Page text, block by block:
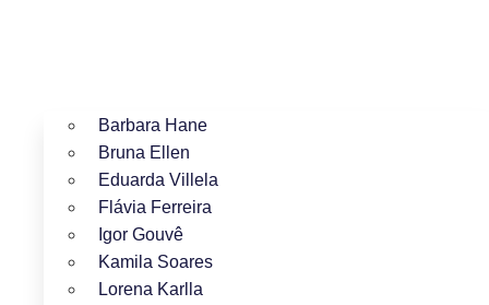
Barbara Hane
Bruna Ellen
Eduarda Villela
Flávia Ferreira
Igor Gouvê
Kamila Soares
Lorena Karlla